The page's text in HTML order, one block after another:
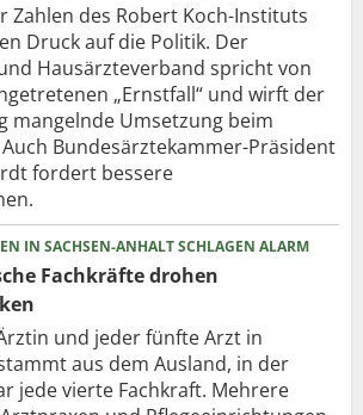
Zahlen des Robert Koch-Instituts
Druck auf die Politik. Der
Hausärzteverband spricht von
„Ernstfall“ und wirft der
mangelnde Umsetzung beim
Bundesärztekammer-Präsident
fordert bessere
IN SACHSEN-ANHALT SCHLAGEN ALARM
Fachkräfte drohen
und jeder fünfte Arzt in
aus dem Ausland, in der
jede vierte Fachkraft. Mehrere